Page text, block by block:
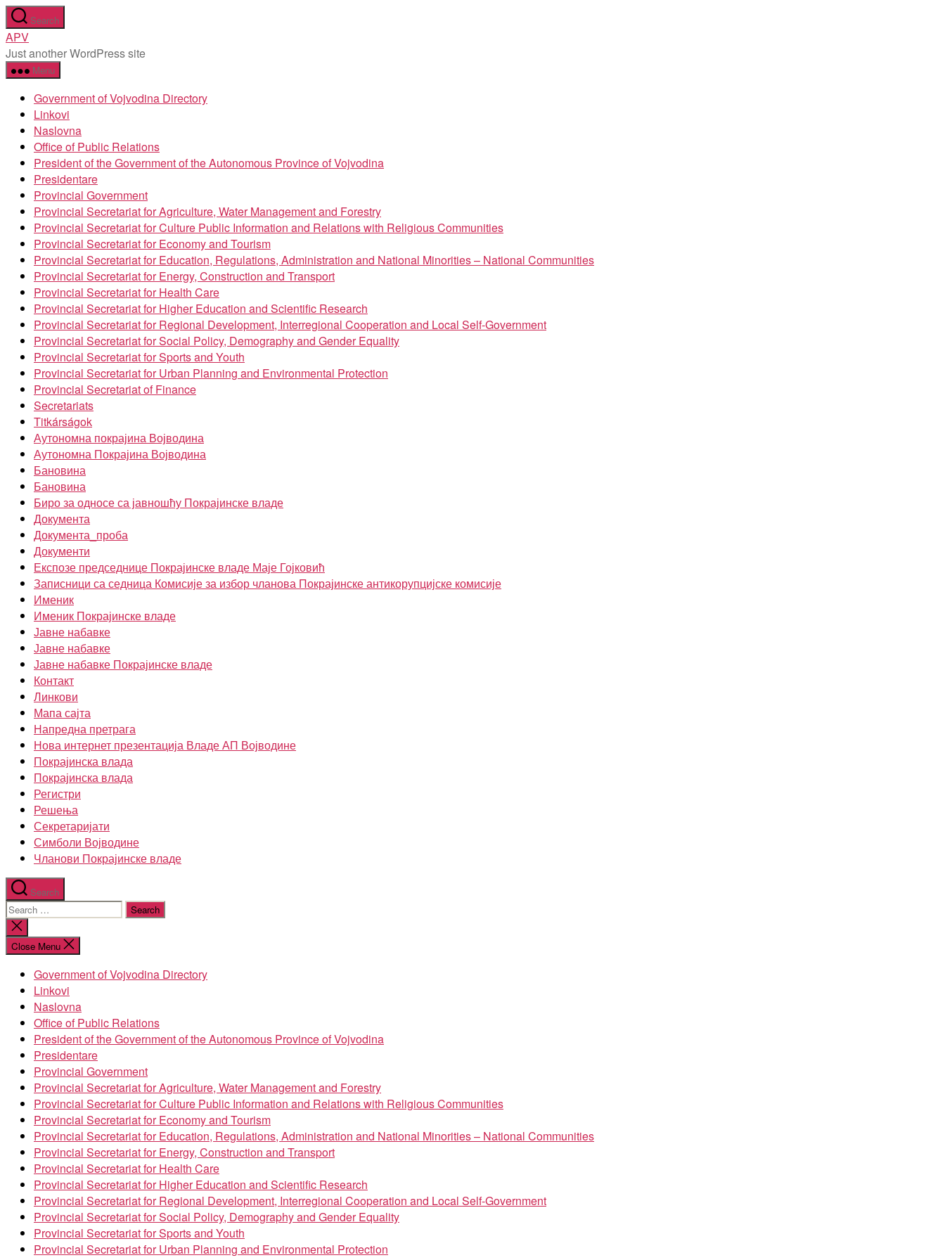
Skip
to
the
content
Search
APV
Just another WordPress site
Menu
Government of Vojvodina Directory
Linkovi
Naslovna
Office of Public Relations
President of the Government of the Autonomous Province of Vojvodina
Presidentare
Provincial Government
Provincial Secretariat for Agriculture, Water Management and Forestry
Provincial Secretariat for Culture Public Information and Relations with Religious Communities
Provincial Secretariat for Economy and Tourism
Provincial Secretariat for Education, Regulations, Administration and National Minorities – National Communities
Provincial Secretariat for Energy, Construction and Transport
Provincial Secretariat for Health Care
Provincial Secretariat for Higher Education and Scientific Research
Provincial Secretariat for Regional Development, Interregional Cooperation and Local Self-Government
Provincial Secretariat for Social Policy, Demography and Gender Equality
Provincial Secretariat for Sports and Youth
Provincial Secretariat for Urban Planning and Environmental Protection
Provincial Secretariat of Finance
Secretariats
Titkárságok
Аутономна покрајина Војводина
Аутономна Покрајина Војводина
Бановина
Бановина
Биро за односе са јавношћу Покрајинске владе
Документа
Документа_проба
Документи
Експозе председнице Покрајинске владе Маје Гојковић
Записници са седница Комисије за избор чланова Покрајинске антикорупцијске комисије
Именик
Именик Покрајинске владе
Јавне набавке
Јавне набавке
Јавне набавке Покрајинске владе
Контакт
Линкови
Мапа сајта
Напредна претрага
Нова интернет презентација Владе АП Војводине
Покрајинска влада
Покрајинска влада
Регистри
Решења
Секретаријати
Симболи Војводине
Чланови Покрајинске владе
Search
Search
for:
Close
search
Close Menu
Government of Vojvodina Directory
Linkovi
Naslovna
Office of Public Relations
President of the Government of the Autonomous Province of Vojvodina
Presidentare
Provincial Government
Provincial Secretariat for Agriculture, Water Management and Forestry
Provincial Secretariat for Culture Public Information and Relations with Religious Communities
Provincial Secretariat for Economy and Tourism
Provincial Secretariat for Education, Regulations, Administration and National Minorities – National Communities
Provincial Secretariat for Energy, Construction and Transport
Provincial Secretariat for Health Care
Provincial Secretariat for Higher Education and Scientific Research
Provincial Secretariat for Regional Development, Interregional Cooperation and Local Self-Government
Provincial Secretariat for Social Policy, Demography and Gender Equality
Provincial Secretariat for Sports and Youth
Provincial Secretariat for Urban Planning and Environmental Protection